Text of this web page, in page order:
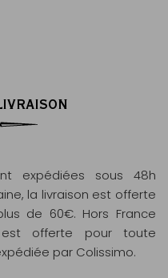
expédiées sous 48h
la livraison est offerte
de 60€. Hors France
est offerte pour toute
par Colissimo.